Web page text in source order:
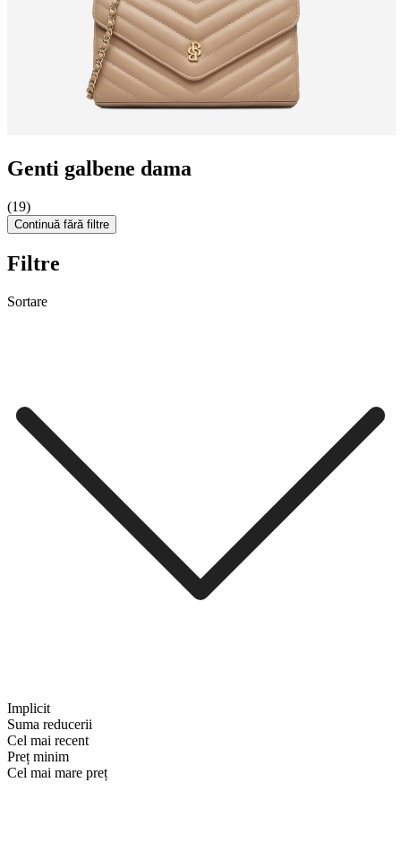
Genti galbene dama
(19)
Continuă fără filtre
Filtre
Sortare
Implicit
Suma reducerii
Cel mai recent
Preț minim
Cel mai mare preț